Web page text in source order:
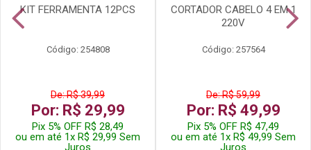
KIT FERRAMENTA 12PCS
Código: 254808
De: R$ 39,99
Por: R$ 29,99
Pix 5% OFF R$ 28,49
ou em até 1x R$ 29,99 Sem
Juros
CORTADOR CABELO 4 EM 1
220V
Código: 257564
De: R$ 59,99
Por: R$ 49,99
Pix 5% OFF R$ 47,49
ou em até 1x R$ 49,99 Sem
Juros